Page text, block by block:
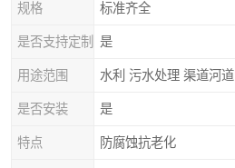
规格 标准齐全
是否支持定制 是
用途范围 水利 污水处理 渠道河道
是否安装 是
特点 防腐蚀抗老化